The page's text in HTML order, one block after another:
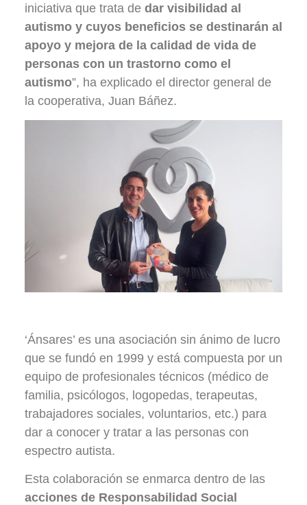
iniciativa que trata de dar visibilidad al
autismo y cuyos beneficios se destinarán al
apoyo y mejora de la calidad de vida de
personas con un trastorno como el
autismo”, ha explicado el director general de
la cooperativa, Juan Báñez.
‘Ánsares’ es una asociación sin ánimo de lucro
que se fundó en 1999 y está compuesta por un
equipo de profesionales técnicos (médico de
familia, psicólogos, logopedas, terapeutas,
trabajadores sociales, voluntarios, etc.) para
dar a conocer y tratar a las personas con
espectro autista.
Esta colaboración se enmarca dentro de las
acciones de Responsabilidad Social